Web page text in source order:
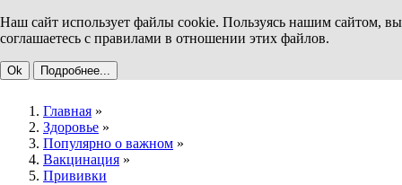
Наш сайт использует файлы cookie. Пользуясь нашим сайтом, вы
соглашаетесь с правилами в отношении этих файлов.
Ok Подробнее...
Главная »
Здоровье »
Популярно о важном »
Вакцинация »
Прививки